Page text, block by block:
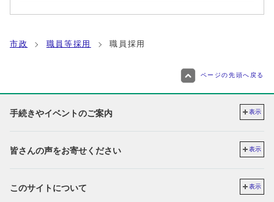
市政 職員等採用 職員採用
ページの先頭へ戻る
手続きやイベントのご案内 表示
皆さんの声をお寄せください 表示
このサイトについて 表示